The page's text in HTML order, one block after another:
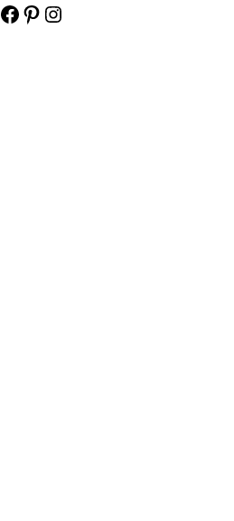
Facebook
Pinterest
Instagram